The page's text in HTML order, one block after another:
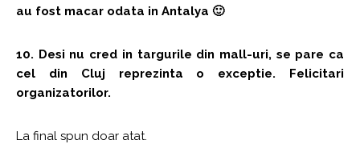
au fost macar odata in Antalya 🙂
10. Desi nu cred in targurile din mall-uri, se pare ca
cel din Cluj reprezinta o exceptie. Felicitari
organizatorilor.
La final spun doar atat.